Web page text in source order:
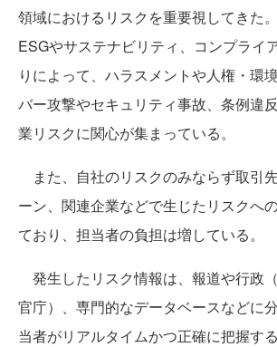
領域におけるリスクを重要視してきた。
ESGやサステナビリティ、コンプライ
りによって、ハラスメントや人権・環
バー攻撃やセキュリティ事故、条例違
業リスクに関心が集まっている。
また、自社のリスクのみならず取引
ーン、関連企業などで生じたリスクへ
ており、担当者の負担は増している。
発生したリスク情報は、報道や行政
官庁）、専門的なデータベースなどに
当者がリアルタイムかつ正確に把握す